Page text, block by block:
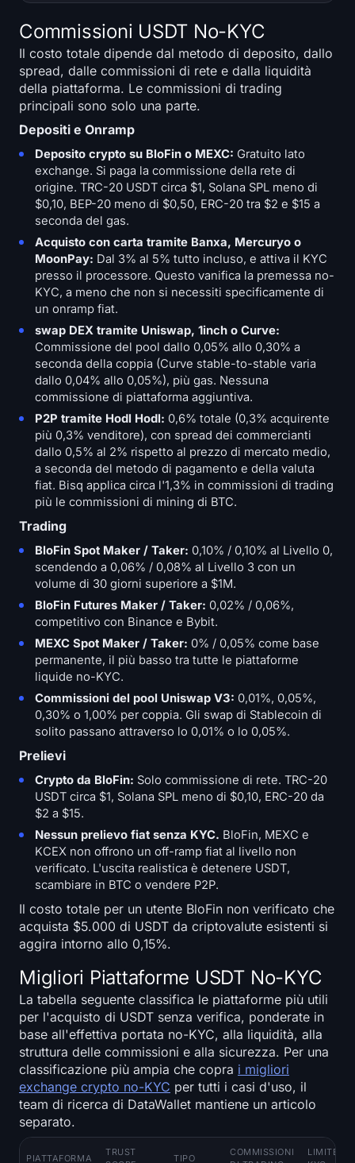
Commissioni USDT No-KYC
Il costo totale dipende dal metodo di deposito, dallo
spread, dalle commissioni di rete e dalla liquidità
della piattaforma. Le commissioni di trading
principali sono solo una parte.
Depositi e Onramp
Deposito crypto su BloFin o MEXC: Gratuito lato
exchange. Si paga la commissione della rete di
origine. TRC-20 USDT circa $1, Solana SPL meno di
$0,10, BEP-20 meno di $0,50, ERC-20 tra $2 e $15 a
seconda del gas.
Acquisto con carta tramite Banxa, Mercuryo o
MoonPay: Dal 3% al 5% tutto incluso, e attiva il KYC
presso il processore. Questo vanifica la premessa no-
KYC, a meno che non si necessiti specificamente di
un onramp fiat.
swap DEX tramite Uniswap, 1inch o Curve:
Commissione del pool dallo 0,05% allo 0,30% a
seconda della coppia (Curve stable-to-stable varia
dallo 0,04% allo 0,05%), più gas. Nessuna
commissione di piattaforma aggiuntiva.
P2P tramite Hodl Hodl: 0,6% totale (0,3% acquirente
più 0,3% venditore), con spread dei commercianti
dallo 0,5% al 2% rispetto al prezzo di mercato medio,
a seconda del metodo di pagamento e della valuta
fiat. Bisq applica circa l'1,3% in commissioni di trading
più le commissioni di mining di BTC.
Trading
BloFin Spot Maker / Taker: 0,10% / 0,10% al Livello 0,
scendendo a 0,06% / 0,08% al Livello 3 con un
volume di 30 giorni superiore a $1M.
BloFin Futures Maker / Taker: 0,02% / 0,06%,
competitivo con Binance e Bybit.
MEXC Spot Maker / Taker: 0% / 0,05% come base
permanente, il più basso tra tutte le piattaforme
liquide no-KYC.
Commissioni del pool Uniswap V3: 0,01%, 0,05%,
0,30% o 1,00% per coppia. Gli swap di Stablecoin di
solito passano attraverso lo 0,01% o lo 0,05%.
Prelievi
Crypto da BloFin: Solo commissione di rete. TRC-20
USDT circa $1, Solana SPL meno di $0,10, ERC-20 da
$2 a $15.
Nessun prelievo fiat senza KYC. BloFin, MEXC e
KCEX non offrono un off-ramp fiat al livello non
verificato. L'uscita realistica è detenere USDT,
scambiare in BTC o vendere P2P.
Il costo totale per un utente BloFin non verificato che
acquista $5.000 di USDT da criptovalute esistenti si
aggira intorno allo 0,15%.
Migliori Piattaforme USDT No-KYC
La tabella seguente classifica le piattaforme più utili
per l'acquisto di USDT senza verifica, ponderate in
base all'effettiva portata no-KYC, alla liquidità, alla
struttura delle commissioni e alla sicurezza. Per una
classificazione più ampia che copra i migliori
exchange crypto no-KYC per tutti i casi d'uso, il
team di ricerca di DataWallet mantiene un articolo
separato.
PIATTAFORMA
TRUST
TIPO
COMMISSIONI
LIMITE